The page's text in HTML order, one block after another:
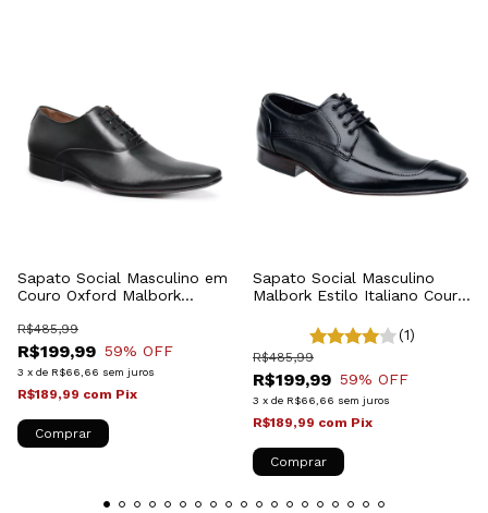
Sapato Social Masculino em
Couro Oxford Malbork
R$199,99
R$485,99
59% OFF
3 x de R$66,66 sem juros
R$189,99 com Pix
Comprar
Sapato Social Masculino
Malbork Estilo Italiano Couro
(1)
R$199,99
R$485,99
59% OFF
3 x de R$66,66 sem juros
R$189,99 com Pix
Comprar